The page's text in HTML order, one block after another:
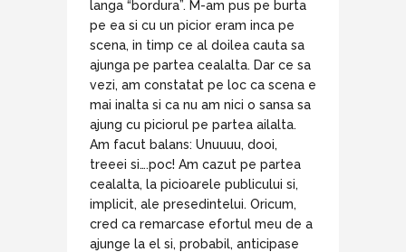
langa “bordura”. M-am pus pe burta
pe ea si cu un picior eram inca pe
scena, in timp ce al doilea cauta sa
ajunga pe partea cealalta. Dar ce sa
vezi, am constatat pe loc ca scena e
mai inalta si ca nu am nici o sansa sa
ajung cu piciorul pe partea ailalta.
Am facut balans: Unuuuu, dooi,
treeei si….poc! Am cazut pe partea
cealalta, la picioarele publicului si,
implicit, ale presedintelui. Oricum,
cred ca remarcase efortul meu de a
ajunge la el si, probabil, anticipase